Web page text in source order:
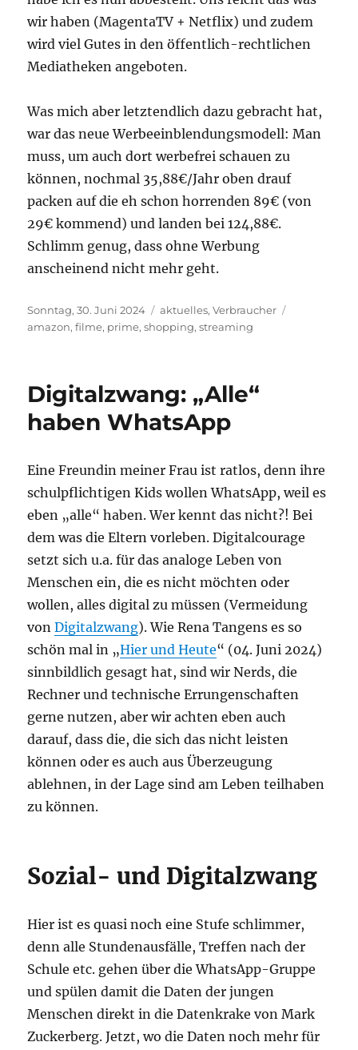
wir haben (MagentaTV + Netflix) und zudem
wird viel Gutes in den öffentlich-rechtlichen
Mediatheken angeboten.
Was mich aber letztendlich dazu gebracht hat,
war das neue Werbeeinblendungsmodell: Man
muss, um auch dort werbefrei schauen zu
können, nochmal 35,88€/Jahr oben drauf
packen auf die eh schon horrenden 89€ (von
29€ kommend) und landen bei 124,88€.
Schlimm genug, dass ohne Werbung
anscheinend nicht mehr geht.
Veröffentlicht
am
Sonntag, 30. Juni 2024 Kategorien
aktuelles,Verbraucher
amazon,filme, prime,shopping,streaming
Digitalzwang: „Alle“
haben WhatsApp
Eine Freundin meiner Frau ist ratlos, denn ihre
schulpflichtigen Kids wollen WhatsApp, weil es
eben „alle“ haben. Wer kennt das nicht?! Bei
dem was die Eltern vorleben. Digitalcourage
setzt sich u.a. für das analoge Leben von
Menschen ein, die es nicht möchten oder
wollen, alles digital zu müssen (Vermeidung
vonDigitalzwang). Wie Rena Tangens es so
schön mal in „Hier und Heute“ (04. Juni 2024)
sinnbildlich gesagt hat, sind wir Nerds, die
Rechner und technische Errungenschaften
gerne nutzen, aber wir achten eben auch
darauf, dass die, die sich das nicht leisten
können oder es auch aus Überzeugung
ablehnen, in der Lage sind am Leben teilhaben
zu können.
Sozial- und Digitalzwang
Hier ist es quasi noch eine Stufe schlimmer,
denn alle Stundenausfälle, Treffen nach der
Schule etc. gehen über die WhatsApp-Gruppe
und spülen damit die Daten der jungen
Menschen direkt in die Datenkrake von Mark
Zuckerberg. Jetzt, wo die Daten noch mehr für